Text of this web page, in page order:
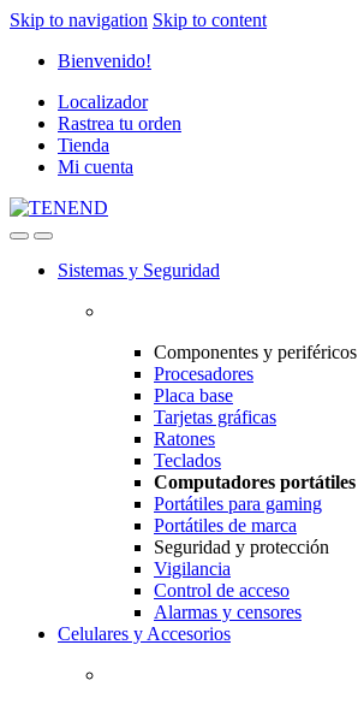
Skip to navigation Skip to content
Bienvenido!
Localizador
Rastrea tu orden
Tienda
Mi cuenta
Sistemas y Seguridad
Componentes y periféricos
Procesadores
Placa base
Tarjetas gráficas
Ratones
Teclados
Computadores portátiles
Portátiles para gaming
Portátiles de marca
Seguridad y protección
Vigilancia
Control de acceso
Alarmas y censores
Celulares y Accesorios